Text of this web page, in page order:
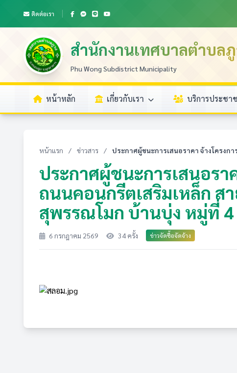
ติดต่อเรา
สำนักงานเทศบาลตำบล
Phu Wong Subdistrict Municipality
หน้าหลัก เกี่ยวกับเรา บริการประชา
หน้าแรก / ข่าวสาร / ประกาศผู้ชนะการเสนอราคา จ้างโครงก
ประกาศผู้ชนะการเสนอรา
ถนนคอนกรีตเสริมเหล็ก ส
สุพรรณโมก บ้านบุ่ง หมู่ที่ 4
6 กรกฎาคม 2569 34 ครั้ง ข่าวจัดซื้อจัดจ้าง